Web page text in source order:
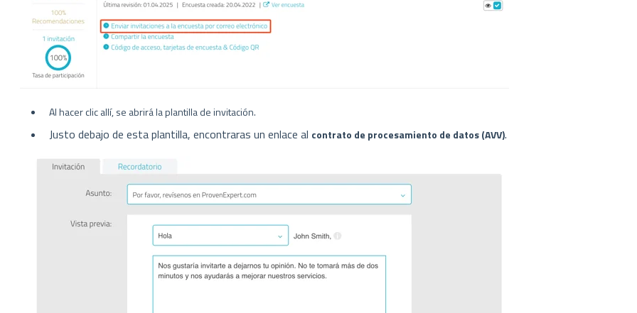
Al hacer clic allí, se abrirá la plantilla de invitación.
Justo debajo de esta plantilla, encontraras un enlace al contrato de procesamiento de datos (AVV).